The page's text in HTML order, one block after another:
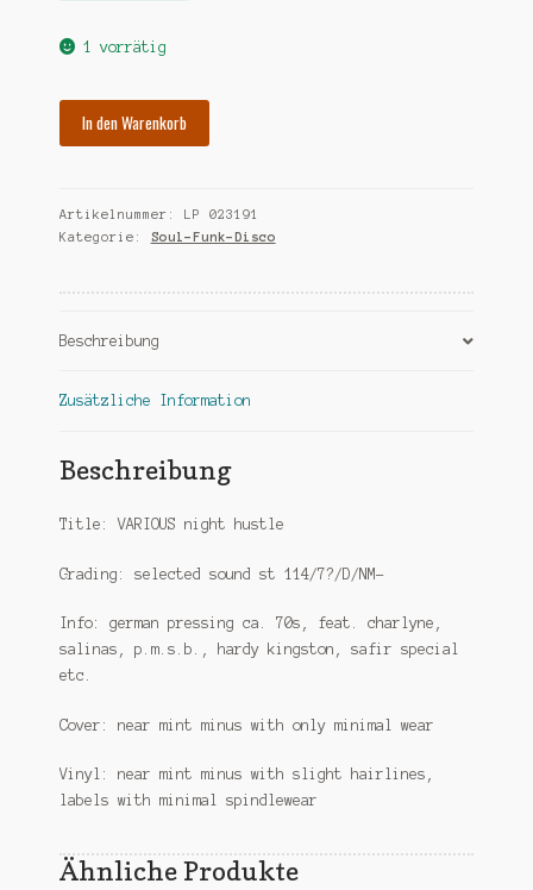
1 vorrätig
In den Warenkorb
Artikelnummer:
LP 023191
Kategorie: Soul-Funk-Disco
Beschreibung
Zusätzliche Information
Beschreibung
Title: VARIOUS night hustle
Grading: selected sound st 114/7?/D/NM-
Info: german pressing ca. 70s, feat. charlyne,
salinas, p.m.s.b., hardy kingston, safir special
etc.
Cover: near mint minus with only minimal wear
Vinyl: near mint minus with slight hairlines,
labels with minimal spindlewear
Ähnliche Produkte